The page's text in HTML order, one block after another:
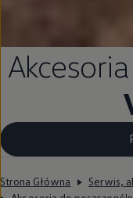
Strona Główna Serwis,